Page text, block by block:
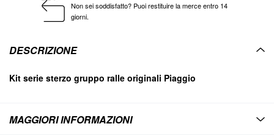
Non sei soddisfatto? Puoi restituire la merce entro 14
giorni.
DESCRIZIONE
Kit serie sterzo gruppo ralle originali Piaggio
MAGGIORI INFORMAZIONI